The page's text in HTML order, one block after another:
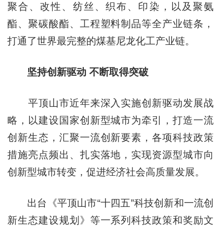
聚合、改性、纺丝、织布、印染，以及聚氨
酯、聚碳酸酯、工程塑料制品等全产业链条，
打通了世界最完整的煤基尼龙化工产业链。
坚持创新驱动 不断取得突破
平顶山市近年来深入实施创新驱动发展战
略，以建设国家创新型城市为牵引，打造一流
创新生态，汇聚一流创新要素，各项科技政策
措施亮点频出、扎实落地，实现资源型城市向
创新型城市转变，促进经济社会高质量发展。
出台《平顶山市“十四五”科技创新和一流创
新生态建设规划》等一系列科技政策和奖励文